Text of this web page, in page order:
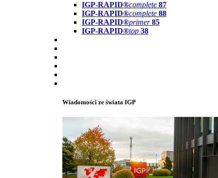
IGP-RAPID®complete 87
IGP-RAPID®complete 88
IGP-RAPID®primer 85
IGP-RAPID®top 38
Wiadomości ze świata IGP